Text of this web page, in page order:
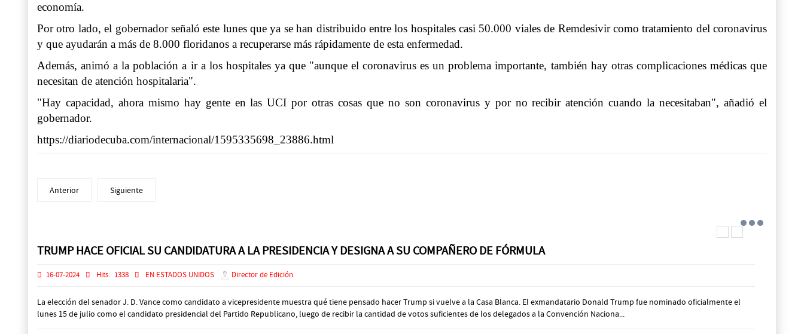
economía.
Por otro lado, el gobernador señaló este lunes que ya se han distribuido entre los hospitales casi 50.000 viales de Remdesivir como tratamiento del coronavirus
y que ayudarán a más de 8.000 floridanos a recuperarse más rápidamente de esta enfermedad.
Además, animó a la población a ir a los hospitales ya que "aunque el coronavirus es un problema importante, también hay otras complicaciones médicas que
necesitan de atención hospitalaria".
"Hay capacidad, ahora mismo hay gente en las UCI por otras cosas que no son coronavirus y por no recibir atención cuando la necesitaban", añadió el
gobernador.
https://diariodecuba.com/internacional/1595335698_23886.html
Anterior Siguiente
TRUMP HACE OFICIAL SU CANDIDATURA A LA PRESIDENCIA Y DESIGNA A SU COMPAÑERO DE FÓRMULA
16-07-2024 Hits: 1338 EN ESTADOS UNIDOS Director de Edición
La elección del senador J. D. Vance como candidato a vicepresidente muestra qué tiene pensado hacer Trump si vuelve a la Casa Blanca. El exmandatario Donald Trump fue nominado oficialmente el
lunes 15 de julio como el candidato presidencial del Partido Republicano, luego de recibir la cantidad de votos suficientes de los delegados a la Convención Naciona...